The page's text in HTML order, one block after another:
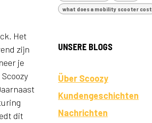
Het
zijn
je
dit
what does a mobility scooter cost
UNSERE BLOGS
Über Scoozy
Kundengeschichten
Nachrichten